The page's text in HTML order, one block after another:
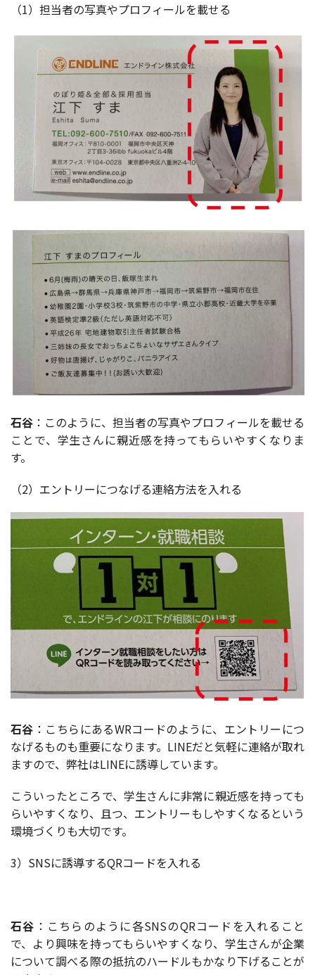
（1）担当者の写真やプロフィールを載せる
石谷 ：このように、 担当者の写真やプロフィールを載せる
ことで、学生さんに親近感を持ってもらいやすくなりま
す。
（2）エントリーにつなげる連絡方法を入れる
石谷 ：こちらにあるWRコードのように、エントリーにつ
なげるものも重要になります。LINEだと気軽に連絡が取れ
ますので、弊社はLINEに誘導しています。
こういったところで、学生さんに非常に親近感を持っても
らいやすくなり、且つ、エントリーもしやすくなるという
環境づくりも大切です。
3）SNSに誘導するQRコードを入れる
石谷 ：こちらのように各SNSのQRコードを入れること
で、より興味を持ってもらいやすくなり、学生さんが企業
について調べる際の抵抗のハードルもかなり下げることが